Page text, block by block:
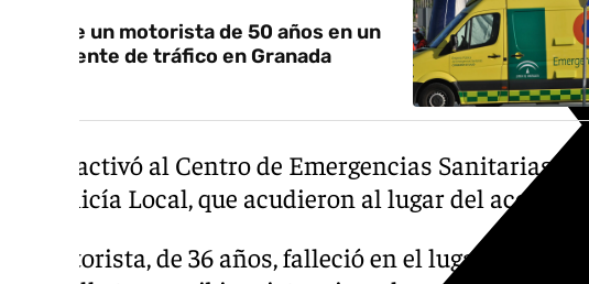
Muere un motorista de 50 años en un
accidente de tráfico en Granada
El 112 activó al Centro de Emergencias Sanitarias
y a Policía Local, que acudieron al lugar del accidente.
El motorista, de 36 años, falleció en el lugar en el que